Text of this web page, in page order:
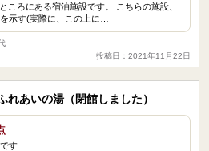
ころにある宿泊施設です。 こちらの施設、
示す(実際に、この上に…
投稿日：2021年11月22日
あいの湯（閉館しました）
す